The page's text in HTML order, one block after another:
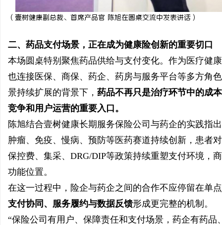
（ 壹树健康副总裁、首席产品官 陈旭在圆桌交流中发表讲话 ）
二、药品支付场景，正在成为健康险创新的重要切口
本场圆桌特别聚焦药品供给与支付变化。作为医疗健
也连接医保、商保、药企、药房与服务平台等多方角
景持续扩展的背景下， 药品不再只是治疗环节中的成
竞争和用户运营的重要入口。
陈旭结合壹树健康长期服务保险公司与药企的实践指
肿瘤、免疫、慢病、预防等医药赛道持续创新，患者
保控费、集采、DRG/DIP等政策持续重塑支付环境，
功能位置。
在这一过程中，险企与药企之间的合作不应停留在单
支付协同、服务履约与数据反馈形成更完整的机制。
“保险公司有用户、保障责任和支付场景，药企有药